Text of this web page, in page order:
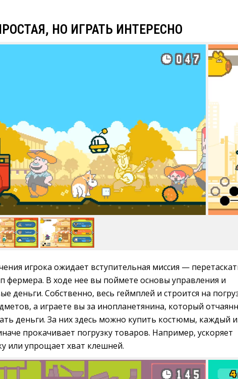
НО ИГРАТЬ ИНТЕРЕСНО
игрока ожидает вступительная миссия —
фермера. В ходе нее вы поймете основы управления и
деньги. Собственно, весь геймплей и строится на
а играете вы за инопланетянина, который
деньги. За них здесь можно купить костюмы, каждый
прокачивает погрузку товаров. Например, ускоряет
или упрощает хват клешней.